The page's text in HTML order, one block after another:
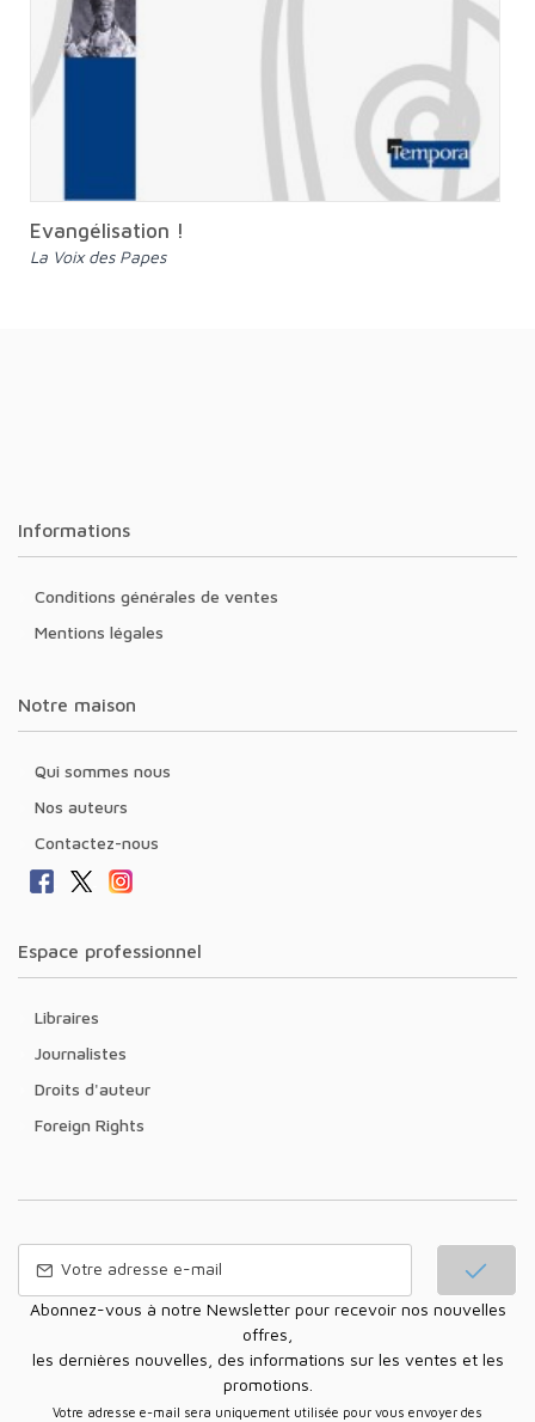
Evangélisation !
la Voix des Papes
Informations
Conditions générales de ventes
Mentions légales
Notre maison
Qui sommes nous
Nos auteurs
Contactez-nous
Espace professionnel
Libraires
Journalistes
Droits d'auteur
Foreign Rights
Abonnez-vous à notre Newsletter pour recevoir nos nouvelles
offres,
les dernières nouvelles, des informations sur les ventes et les
promotions.
Votre adresse e-mail sera uniquement utilisée pour vous envoyer des